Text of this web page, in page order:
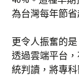
為台灣每年節
更令人振奮的
透過雲端平台
統判讀，將專